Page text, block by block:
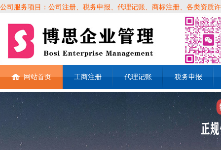
公司服务项目：公司注册、税务申报、代理记账、商标注册、各类资质
网站首页 工商注册 代理记账 税务申报